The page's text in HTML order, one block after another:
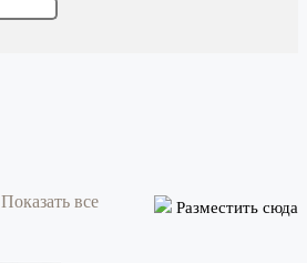
Показать все
Разместить сюда